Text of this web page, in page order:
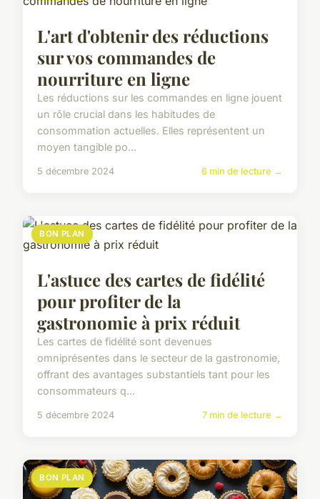
L'art d'obtenir des réductions
sur vos commandes de
nourriture en ligne
Les réductions sur les commandes en ligne jouent
un rôle crucial dans les habitudes de
consommation actuelles. Elles représentent un
moyen tangible po...
5 décembre 2024 6 min de lecture →
BON PLAN
L'astuce des cartes de fidélité
pour profiter de la
gastronomie à prix réduit
Les cartes de fidélité sont devenues
omniprésentes dans le secteur de la gastronomie,
offrant des avantages substantiels tant pour les
consommateurs q...
5 décembre 2024 7 min de lecture →
BON PLAN